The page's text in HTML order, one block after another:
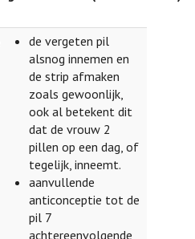
de vergeten pil
alsnog innemen en
de strip afmaken
zoals gewoonlijk,
ook al betekent dit
dat de vrouw 2
pillen op een dag, of
tegelijk, inneemt.
aanvullende
anticonceptie tot de
pil 7
achtereenvolgende